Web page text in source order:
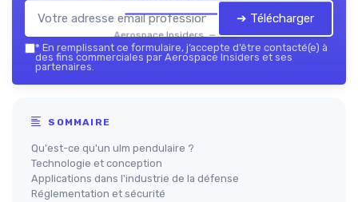
Aerospace Insiders — 2026
➔ Télécharger
* En remplissant ce formulaire, j’accepte d’être contacté(e) à
des fins commerciales par Aerospace Insiders et ses
partenaires.
SOMMAIRE
Qu'est-ce qu'un ulm pendulaire ?
Technologie et conception
Applications dans l'industrie de la défense
Réglementation et sécurité